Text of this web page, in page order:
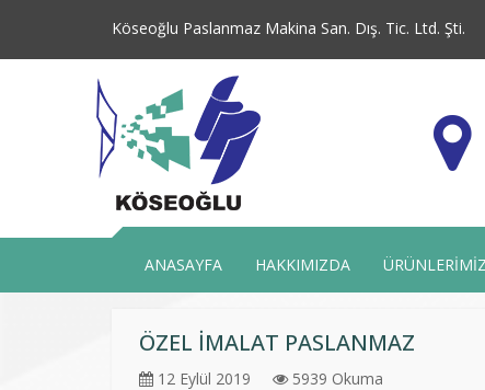
Köseoğlu Paslanmaz Makina San. Dış. Tic. Ltd. Şti.
ANASAYFA HAKKIMIZDA ÜRÜNLERİMİZ
ÖZEL İMALAT PASLANMAZ
12 Eylül 2019 5939 Okuma